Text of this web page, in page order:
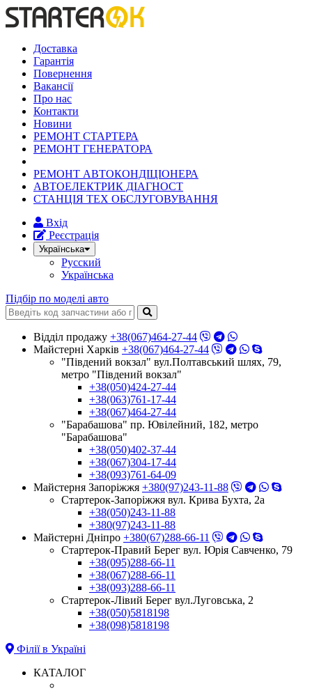
Доставка
Гарантія
Повернення
Вакансії
Про нас
Контакти
Новини
РЕМОНТ СТАРТЕРА
РЕМОНТ ГЕНЕРАТОРА
РЕМОНТ АВТОКОНДІЦІОНЕРА
АВТОЕЛЕКТРИК ДІАГНОСТ
СТАНЦІЯ ТЕХ ОБСЛУГОВУВАННЯ
Вхід
Реєстрація
Українська
Русский
Українська
Підбір по моделі авто
Відділ продажу +38(067)464-27-44
Майстерні Харків +38(067)464-27-44
"Південий вокзал" вул.Полтавський шлях, 79,
метро "Південий вокзал"
+38(050)424-27-44
+38(063)761-17-44
+38(067)464-27-44
"Барабашова" пр. Ювілейний, 182, метро
"Барабашова"
+38(050)402-37-44
+38(067)304-17-44
+38(093)761-64-09
Майстерня Запоріжжя +380(97)243-11-88
Стартерок-Запоріжжя вул. Крива Бухта, 2а
+38(050)243-11-88
+380(97)243-11-88
Майстерні Днiпро +380(67)288-66-11
Стартерок-Правий Берег вул. Юрія Савченко, 79
+38(095)288-66-11
+38(067)288-66-11
+38(093)288-66-11
Стартерок-Лівий Берег вул.Луговська, 2
+38(050)5818198
+38(098)5818198
Філії в Україні
КАТАЛОГ